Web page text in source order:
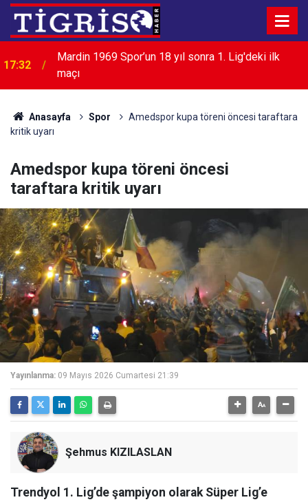
17:32
Mardin 1969 Spor’un 18 yıl sonra 1. Lig'deki ilk
maçı
Anasayfa Spor
Amedspor kupa töreni öncesi taraftara
kritik uyarı
Amedspor kupa töreni öncesi
taraftara kritik uyarı
Yayınlanma: 09 Mayıs 2026 Cumartesi 21:39
Şehmus KIZILASLAN
Trendyol 1. Lig’de şampiyon olarak Süper Lig’e